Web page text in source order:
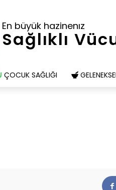
En büyük hazinenız
Sağlıklı
ÇOCUK SAĞLIĞI